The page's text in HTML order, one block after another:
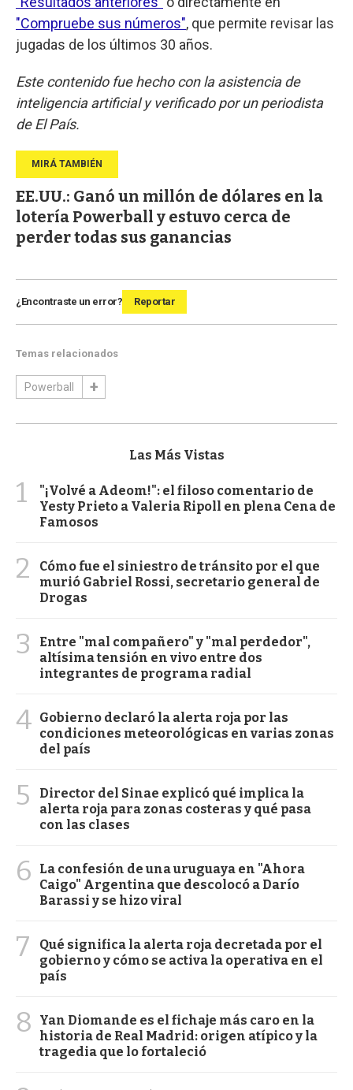
"Compruebe sus números", que permite revisar las
jugadas de los últimos 30 años.
Este contenido fue hecho con la asistencia de
inteligencia artificial y verificado por un periodista
de El País.
EE.UU.: Ganó un millón de dólares en la
lotería Powerball y estuvo cerca de
perder todas sus ganancias
¿Encontraste un error? Reportar
Temas relacionados
Powerball
Las Más Vistas
1
"¡Volvé a Adeom!": el filoso comentario de
Yesty Prieto a Valeria Ripoll en plena Cena de
Famosos
2
Cómo fue el siniestro de tránsito por el que
murió Gabriel Rossi, secretario general de
Drogas
3
Entre "mal compañero" y "mal perdedor",
altísima tensión en vivo entre dos
integrantes de programa radial
4 Gobierno declaró la alerta roja por las
condiciones meteorológicas en varias zonas
del país
5
Director del Sinae explicó qué implica la
alerta roja para zonas costeras y qué pasa
con las clases
6
La confesión de una uruguaya en "Ahora
Caigo" Argentina que descolocó a Darío
Barassi y se hizo viral
7
Qué significa la alerta roja decretada por el
gobierno y cómo se activa la operativa en el
país
8
Yan Diomande es el fichaje más caro en la
historia de Real Madrid: origen atípico y la
tragedia que lo fortaleció